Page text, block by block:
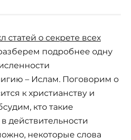
статей о секрете всех
подробнее одну
– Ислам. Поговорим о
к христианству и
кто такие
действительности
некоторые слова